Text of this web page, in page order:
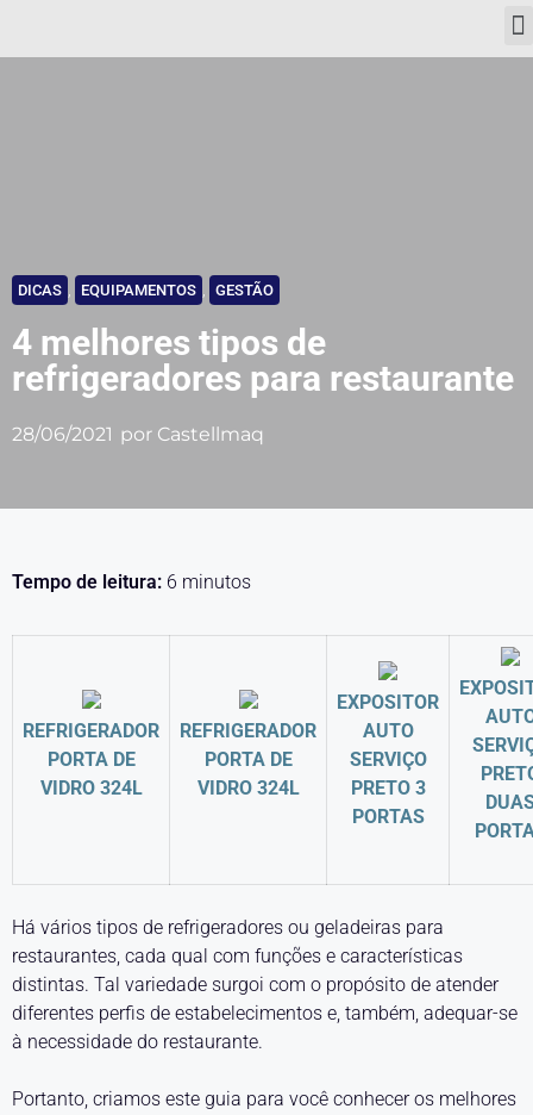
DICAS , EQUIPAMENTOS , GESTÃO
4 melhores tipos de
refrigeradores para restaurante
28/06/2021 por Castellmaq
Tempo de leitura: 6 minutos
REFRIGERADOR
PORTA DE
VIDRO 324L
REFRIGERADOR
PORTA DE
VIDRO 324L
EXPOSITOR
AUTO
SERVIÇO
PRETO 3
PORTAS
Há vários tipos de refrigeradores ou geladeiras para
restaurantes, cada qual com funções e características
distintas. Tal variedade surgoi com o propósito de atender
diferentes perfis de estabelecimentos e, também, adequar-se
à necessidade do restaurante.
Portanto, criamos este guia para você conhecer os melhores